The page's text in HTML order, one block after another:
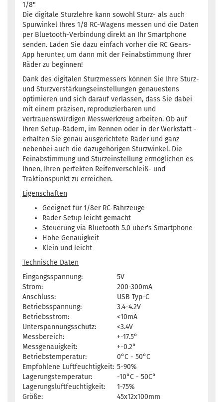
1/8"
Die digitale Sturzlehre kann sowohl Sturz- als auch
Spurwinkel Ihres 1/8 RC-Wagens messen und die Daten
per Bluetooth-Verbindung direkt an Ihr Smartphone
senden. Laden Sie dazu einfach vorher die RC Gears-
App herunter, um dann mit der Feinabstimmung Ihrer
Räder zu beginnen!
Dank des digitalen Sturzmessers können Sie Ihre Sturz-
und Sturzverstärkungseinstellungen genauestens
optimieren und sich darauf verlassen, dass Sie dabei
mit einem präzisen, reproduzierbaren und
vertrauenswürdigen Messwerkzeug arbeiten. Ob auf
Ihren Setup-Rädern, im Rennen oder in der Werkstatt -
erhalten Sie genau ausgerichtete Räder und ganz
nebenbei auch die dazugehörigen Sturzwinkel. Die
Feinabstimmung und Sturzeinstellung ermöglichen es
Ihnen, Ihren perfekten Reifenverschleiß- und
Traktionspunkt zu erreichen.
Eigenschaften
Geeignet für 1/8er RC-Fahrzeuge
Räder-Setup leicht gemacht
Steuerung via Bluetooth 5.0 über's Smartphone
Hohe Genauigkeit
Klein und leicht
Technische Daten
Eingangsspannung:
5V
Strom:
200-300mA
Anschluss:
USB Typ-C
Betriebsspannung:
3.4-4.2V
Betriebsstrom:
<10mA
Unterspannungsschutz:
<3.4V
Messbereich:
+-17.5°
Messgenauigkeit:
+-0.2°
Betriebstemperatur:
0°C - 50°C
Empfohlene Luftfeuchtigkeit: 5-90%
Lagerungstemperatur:
-10°C - 50C°
Lagerungsluftfeuchtigkeit:
1-75%
Größe:
45x12x100mm